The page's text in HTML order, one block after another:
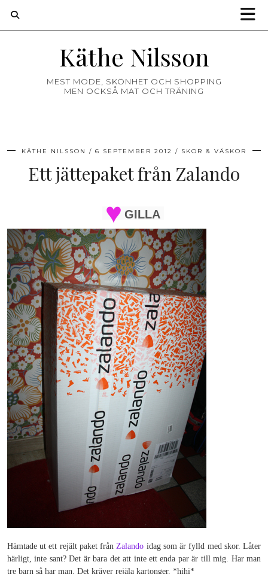
Käthe Nilsson
MEST MODE, SKÖNHET OCH SHOPPING
MEN OCKSÅ MAT OCH TRÄNING
KÄTHE NILSSON 6 SEPTEMBER 2012 SKOR & VÄSKOR
Ett jättepaket från Zalando
GILLA
Hämtade ut ett rejält paket frånZalando idag som är fylld med skor. Låter
härligt, inte sant? Det är bara det att inte ett enda par är till mig. Har man
tre barn så har man. Det kräver rejäla kartonger. *hihi*